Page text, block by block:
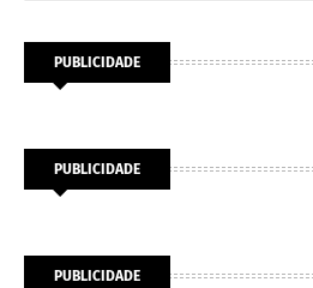
PUBLICIDADE
PUBLICIDADE
PUBLICIDADE